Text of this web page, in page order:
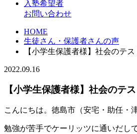
入塾希望者
お問い合わせ
HOME
生徒さん・保護者さんの声
【小学生保護者様】社会のテ
2022.09.16
【小学生保護者様】社会のテ
こんにちは。徳島市（安宅・助任・
勉強が苦手でケーリッツに通いだし